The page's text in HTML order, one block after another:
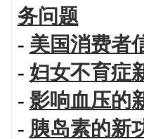
务问题
- 美国消费者
- 妇女不育症
- 影响血压的
- 胰岛素的新